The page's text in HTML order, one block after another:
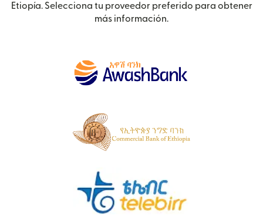
Etiopía. Selecciona tu proveedor preferido para obtener
más información.